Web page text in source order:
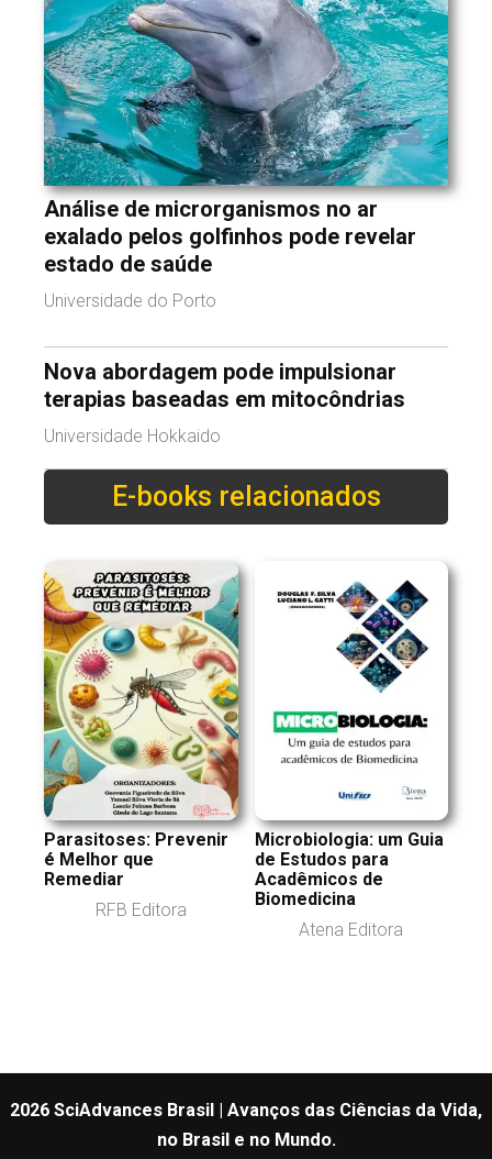
Análise de microrganismos no ar
exalado pelos golfinhos pode revelar
estado de saúde
Universidade do Porto
Nova abordagem pode impulsionar
terapias baseadas em mitocôndrias
Universidade Hokkaido
E-books relacionados
Parasitoses: Prevenir
é Melhor que
Remediar
RFB Editora
Microbiologia: um Guia
de Estudos para
Acadêmicos de
Biomedicina
Atena Editora
2026 SciAdvances Brasil | Avanços das Ciências da Vida,
no Brasil e no Mundo.